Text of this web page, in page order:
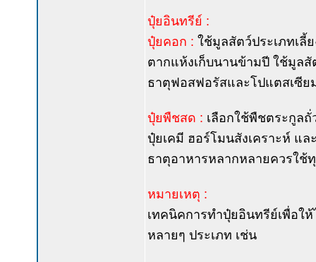
ปุ๋ยอินทรีย์ :
ปุ๋ยคอก : ใช้มูลสัตว์ประเภทเลี้
ตากแห้งเก็บนานข้ามปี ใช้มูล
ธาตุฟอสฟอรัสและโปแตสเซี
ปุ๋ยพืชสด : เลือกใช้พืชตระกูลถั่
ปุ๋ยเคมี ฮอร์โมนสังเคราะห์ แ
ธาตุอาหารหลากหลายควรใช้
หมายเหตุ :
เทคนิคการทำปุ๋ยอินทรีย์เพื่อใ
หลายๆ ประเภท เช่น